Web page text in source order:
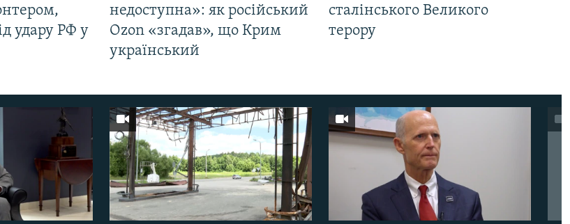
удару РФ у
недоступна»: як російський
Ozon «згадав», що Крим
український
сталінського Великого
терору